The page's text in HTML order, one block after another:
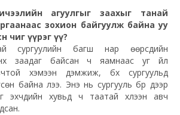
агуулгыг заахыг танай
зохион байгуулж байна уу
чиг үүрэг үү?
сургуулийн багш нар өөрсдийн
заадаг байсан ч яамнаас уг үйл
хэмээн дэмжиж, бүх сургуульд
байна лээ. Энэ нь сургууль бүр дээр
эхчүүдийн хувьд ч таатай хүлээн авч